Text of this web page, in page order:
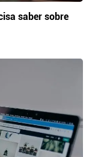
saber sobre